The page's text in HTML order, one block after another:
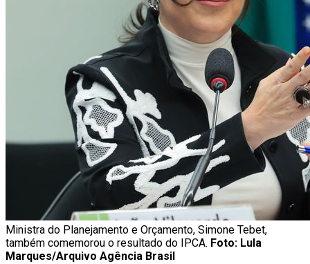
Ministra do Planejamento e Orçamento, Simone Tebet,
também comemorou o resultado do IPCA. Foto: Lula
Marques/Arquivo Agência Brasil